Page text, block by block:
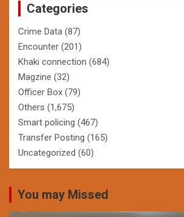
Categories
Crime Data (87)
Encounter (201)
Khaki connection (684)
Magzine (32)
Officer Box (79)
Others (1,675)
Smart policing (467)
Transfer Posting (165)
Uncategorized (60)
You may Missed